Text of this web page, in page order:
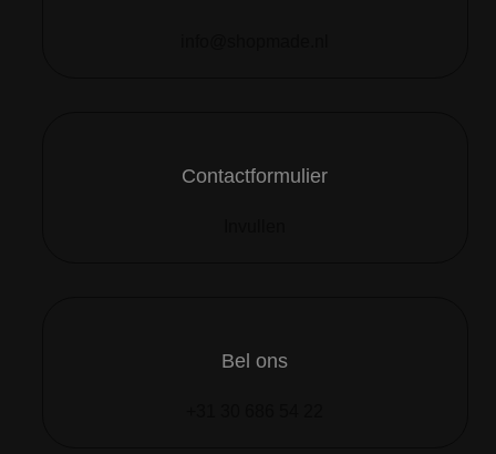
Contactformulier
Bel ons